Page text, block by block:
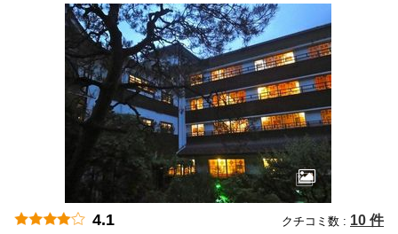
4.1 クチコミ数 : 10 件